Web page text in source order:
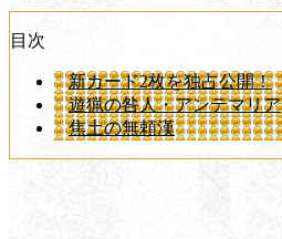
目次
新カード2枚を独占公開！
遊猟の咎人・アンテマリア
焦土の無頼漢